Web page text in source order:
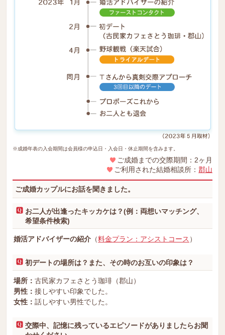
※成婚年表の入会期間は会員様の申込日・入会日・休止期間を含みます。
ご成婚までの交際期間：2ヶ月
ご利用された結婚相談所： 郡山
ご成婚カップルにお話を聞きました。
お二人が出逢ったキッカケは？(例：両想いマッチング、
希望条件検索)
婚活アドバイザーの紹介 （料金プラン：アシストコース ）
初デートの場所は？また、その時のお互いの印象は？
場所： 古民家カフェさとう珈琲（郡山）
男性： 接しやすい印象でした。
女性： 話しやすい男性でした。
交際中、記憶に残っているエピソードがありましたらお聞